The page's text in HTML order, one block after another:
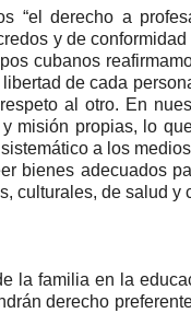
“el derecho a
y de
cubanos
de cada
al otro. En
misión propias, lo
a los
bienes adecuados
culturales, de salud y
la familia en la
derecho